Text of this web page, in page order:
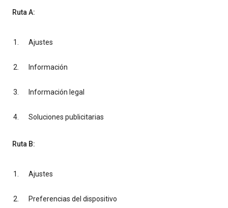
Ruta A:
Ajustes
Información
Información legal
Soluciones publicitarias
Ruta B:
Ajustes
Preferencias del dispositivo